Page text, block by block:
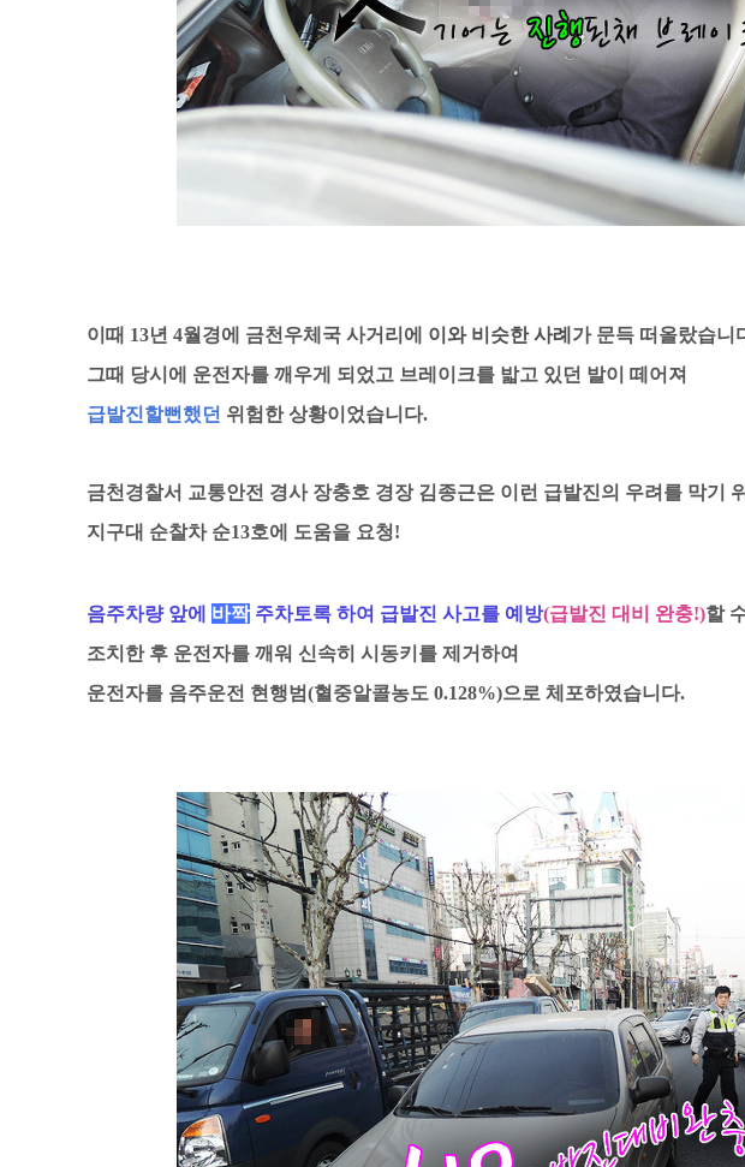
이때 13년 4월경에 금천우체국 사거리에 이와 비슷한 사례 가 문득 떠올랐습니
그때 당시에 운전자를 깨우게 되었고 브레이크를 밟고 있던 발이 떼어져
급발진할뻔했던 위험한 상황이었습니다.
금천경찰서 교통안전 경사 장충호 경장 김종근은 이런 급발진의 우려를 막기
지구대 순찰차 순13호에 도움을 요청!
음주차량 앞에 바짝 주차토록 하여 급발진 사고를 예방(급발진 대비 완충!)할
조치한 후 운전자를 깨워 신속히 시동키를 제거하여
운전자를 음주운전 현행범(혈중알콜농도 0.128%)으로 체포하였습니다.